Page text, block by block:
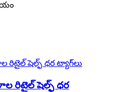
రిటైల్ షెల్ఫ్ ధర